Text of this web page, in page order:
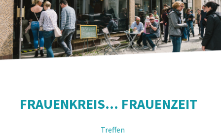
FRAUENKREIS... FRAUENZEIT
Treffen